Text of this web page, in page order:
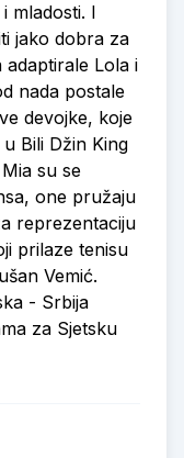
mladosti. I
jako dobra za
adaptirale Lola i
nada postale
devojke, koje
Bili Džin King
su se
one pružaju
reprezentaciju
prilaze tenisu
Vemić.
- Srbija
za Sjetsku